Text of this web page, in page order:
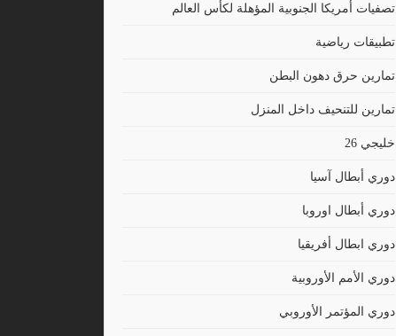
تصفيات أمريكا الجنوبية المؤهلة لكأس العالم
تطبيقات رياضية
تمارين حرق دهون البطن
تمارين للتنحيف داخل المنزل
خليجي 26
دوري أبطال آسيا
دوري أبطال اوروبا
دوري ابطال أفريقيا
دوري الأمم الأوروبية
دوري المؤتمر الأوروبي